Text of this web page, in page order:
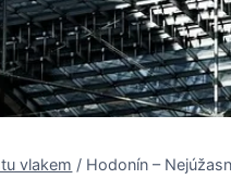
vlakem / Hodonín –